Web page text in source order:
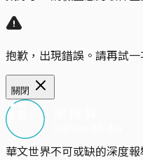
抱歉，出現錯誤。請再試一
關閉
華文世界不可或缺的深度